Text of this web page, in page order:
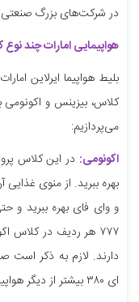
در شرکت‌های بزرگ
هواپیمایی امارات چند
بلیط هواپیما ایرلاین
کلاس، بیزینس و
می‌پردازیم:
اکونومی:
بهره ببرید. از منوی
و وای فای بهره ببرید و
دارند. لازم به ذکر است
ای ۳۸۰ بیشتر از دیگر هواپیماها قابلیت تاشو بودن دارد.